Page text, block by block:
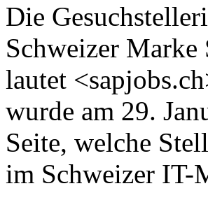
Die
Schweizer Marke
lautet
wurde am 29.
Seite, welche
im Schweizer IT-